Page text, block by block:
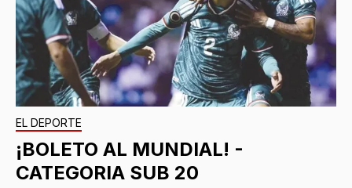
EL DEPORTE
¡BOLETO AL MUNDIAL! -
CATEGORIA SUB 20